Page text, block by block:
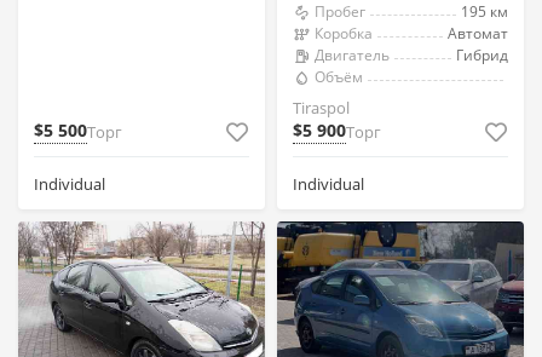
$5 500Торг
Individual
Пробег
195 км
Коробка
Автомат
Двигатель
Гибрид
Объём
Tiraspol
$5 900Торг
Individual